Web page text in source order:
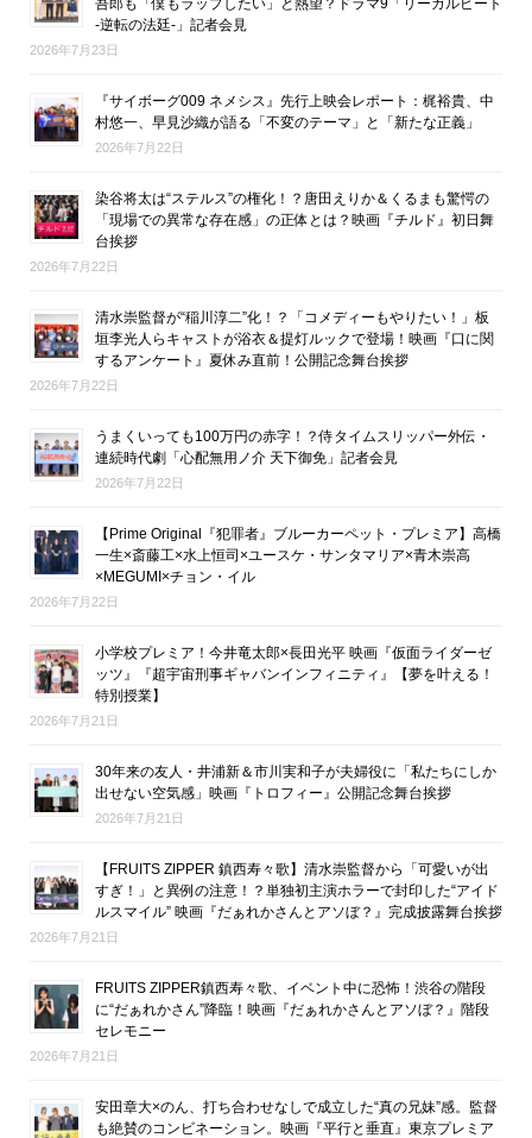
-逆転の法廷-」記者会見
2026年7月23日
『サイボーグ009 ネメシス』先行上映会レポート：梶裕貴、中
村悠一、早見沙織が語る「不変のテーマ」と「新たな正義」
2026年7月22日
染谷将太は“ステルス”の権化！？唐田えりか＆くるまも驚愕の
「現場での異常な存在感」の正体とは？映画『チルド』初日舞
台挨拶
2026年7月22日
清水崇監督が“稲川淳二”化！？「コメディーもやりたい！」板
垣李光人らキャストが浴衣＆提灯ルックで登場！映画『口に関
するアンケート』夏休み直前！公開記念舞台挨拶
2026年7月22日
うまくいっても100万円の赤字！？侍タイムスリッパー外伝・
連続時代劇「心配無用ノ介 天下御免」記者会見
2026年7月22日
【Prime Original『犯罪者』ブルーカーペット・プレミア】高橋
一生×斎藤工×水上恒司×ユースケ・サンタマリア×青木崇高
×MEGUMI×チョン・イル
2026年7月22日
小学校プレミア！今井竜太郎×長田光平 映画『仮面ライダーゼ
ッツ』『超宇宙刑事ギャバンインフィニティ』【夢を叶える！
特別授業】
2026年7月21日
30年来の友人・井浦新＆市川実和子が夫婦役に「私たちにしか
出せない空気感」映画『トロフィー』公開記念舞台挨拶
2026年7月21日
【FRUITS ZIPPER 鎮西寿々歌】清水崇監督から「可愛いが出
すぎ！」と異例の注意！？単独初主演ホラーで封印した“アイド
ルスマイル” 映画『だぁれかさんとアソぼ？』完成披露舞台挨拶
2026年7月21日
FRUITS ZIPPER鎮西寿々歌、イベント中に恐怖！渋谷の階段
に“だぁれかさん”降臨！映画『だぁれかさんとアソぼ？』階段
セレモニー
2026年7月21日
安田章大×のん、打ち合わせなしで成立した“真の兄妹”感。監督
も絶賛のコンビネーション。映画『平行と垂直』東京プレミア